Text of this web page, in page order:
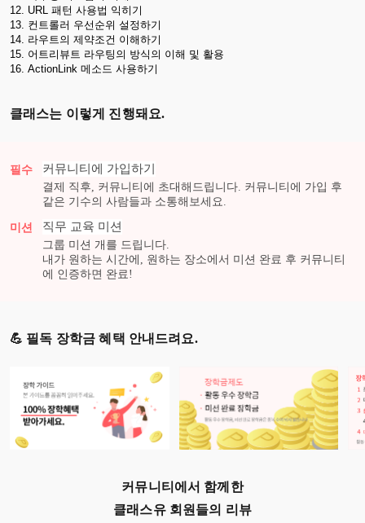
12. URL 패턴 사용법 익히기
13. 컨트롤러 우선순위 설정하기
14. 라우트의 제약조건 이해하기
15. 어트리뷰트 라우팅의 방식의 이해 및 활용
16. ActionLink 메소드 사용하기
클래스는 이렇게 진행돼요.
필수 커뮤니티에 가입하기
결제 직후, 커뮤니티에 초대해드립니다. 커뮤니티에 가입 후
같은 기수의 사람들과 소통해보세요.
미션 직무 교육 미션
그룹 미션 개를 드립니다.
내가 원하는 시간에, 원하는 장소에서 미션 완료 후 커뮤니티
에 인증하면 완료!
💪 필독 장학금 혜택 안내드려요.
커뮤니티에서 함께한
클래스유 회원들의 리뷰